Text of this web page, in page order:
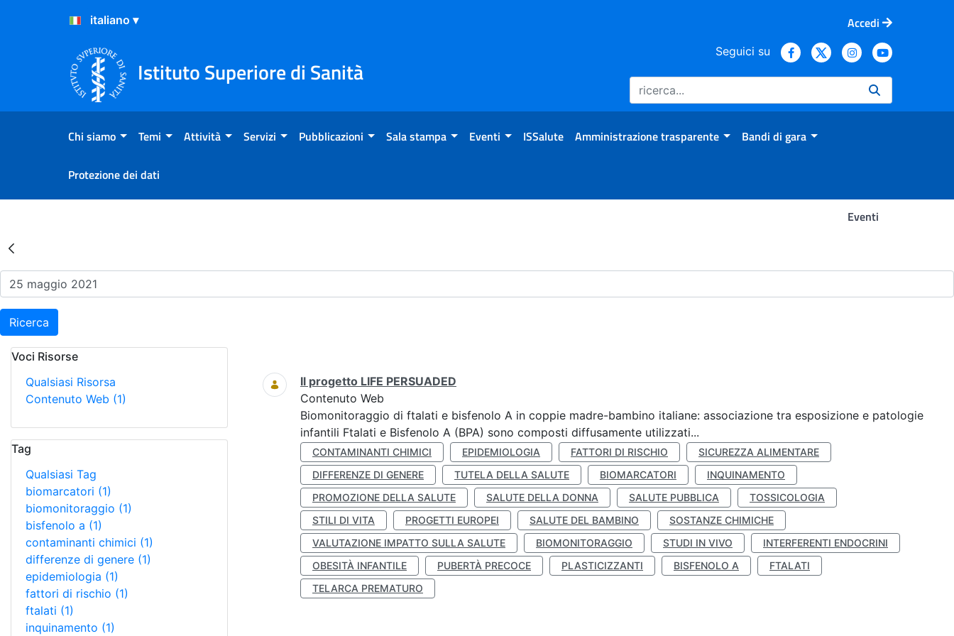
Salta al Contenuto
Salta al Footer
Accedi
Istituto Superiore di Sanità
Seguici su
Chi siamo Temi Attività Servizi Pubblicazioni Sala stampa Eventi ISSalute Amministrazione trasparente Bandi di gara
Protezione dei dati
Eventi
Risultati della Ricerca - Eventi
Ricerca
Voci Risorse
Qualsiasi Risorsa
Contenuto Web (1)
Tag
Qualsiasi Tag
biomarcatori (1)
biomonitoraggio (1)
bisfenolo a (1)
contaminanti chimici (1)
differenze di genere (1)
epidemiologia (1)
fattori di rischio (1)
ftalati (1)
inquinamento (1)
Ricerca
Il progetto LIFE PERSUADED
Contenuto Web
Biomonitoraggio di ftalati e bisfenolo A in coppie madre-bambino italiane: associazione tra esposizione e patologie
infantili Ftalati e Bisfenolo A (BPA) sono composti diffusamente utilizzati...
CONTAMINANTI CHIMICI EPIDEMIOLOGIA FATTORI DI RISCHIO
SICUREZZA ALIMENTARE
DIFFERENZE DI GENERE
TUTELA DELLA SALUTE BIOMARCATORI
INQUINAMENTO
PROMOZIONE DELLA SALUTE
SALUTE DELLA DONNA SALUTE PUBBLICA
TOSSICOLOGIA
STILI DI VITA
PROGETTI EUROPEI SALUTE DEL BAMBINO
SOSTANZE CHIMICHE
VALUTAZIONE IMPATTO SULLA SALUTE
BIOMONITORAGGIO STUDI IN VIVO
INTERFERENTI ENDOCRINI
OBESITÀ INFANTILE
PUBERTÀ PRECOCE PLASTICIZZANTI BISFENOLO A
FTALATI
TELARCA PREMATURO